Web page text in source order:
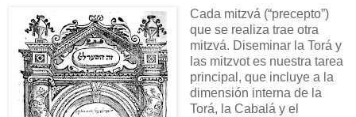
Cada mitzvá (“precepto”)
que se realiza trae otra
mitzvá. Diseminar la Torá y
las mitzvot es nuestra tarea
principal, que incluye a la
dimensión interna de la
Torá, la Cabalá y el